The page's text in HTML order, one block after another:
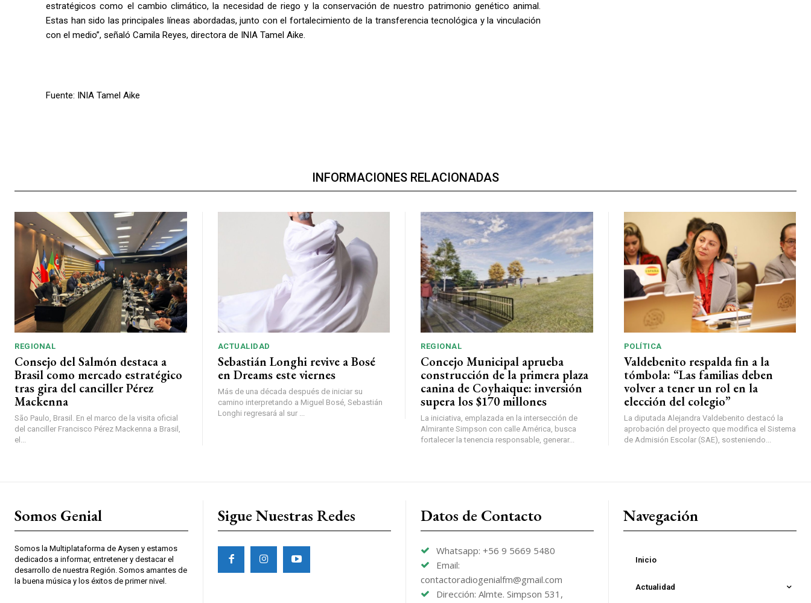
estratégicos como el cambio climático, la necesidad de riego y la conservación de nuestro patrimonio genético animal.
Estas han sido las principales líneas abordadas, junto con el fortalecimiento de la transferencia tecnológica y la vinculación
con el medio”, señaló Camila Reyes, directora de INIA Tamel Aike.
Fuente: INIA Tamel Aike
INFORMACIONES RELACIONADAS
REGIONAL
Consejo del Salmón destaca a
Brasil como mercado estratégico
tras gira del canciller Pérez
Mackenna
São Paulo, Brasil. En el marco de la visita oficial
del canciller Francisco Pérez Mackenna a Brasil,
el...
ACTUALIDAD
Sebastián Longhi revive a Bosé
en Dreams este viernes
Más de una década después de iniciar su
camino interpretando a Miguel Bosé, Sebastián
Longhi regresará al sur ...
REGIONAL
Concejo Municipal aprueba
construcción de la primera plaza
canina de Coyhaique: inversión
supera los $170 millones
La iniciativa, emplazada en la intersección de
Almirante Simpson con calle América, busca
fortalecer la tenencia responsable, generar...
POLÍTICA
Valdebenito respalda fin a la
tómbola: “Las familias deben
volver a tener un rol en la
elección del colegio”
La diputada Alejandra Valdebenito destacó la
aprobación del proyecto que modifica el Sistema
de Admisión Escolar (SAE), sosteniendo...
Somos Genial
Somos la Multiplataforma de Aysen y estamos
dedicados a informar, entretener y destacar el
desarrollo de nuestra Región. Somos amantes de
la buena música y los éxitos de primer nivel.
Sigue Nuestras Redes Datos de Contacto
Whatsapp: +56 9 5669 5480
Email:
contactoradiogenialfm@gmail.com
Dirección: Almte. Simpson 531,
Navegación
Inicio
Actualidad